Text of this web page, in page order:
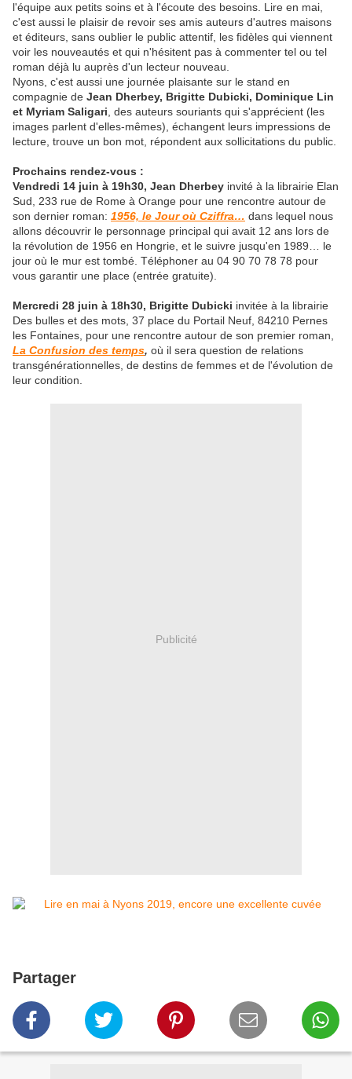
l'équipe aux petits soins et à l'écoute des besoins. Lire en mai,
c'est aussi le plaisir de revoir ses amis auteurs d'autres maisons
et éditeurs, sans oublier le public attentif, les fidèles qui viennent
voir les nouveautés et qui n'hésitent pas à commenter tel ou tel
roman déjà lu auprès d'un lecteur nouveau.
Nyons, c'est aussi une journée plaisante sur le stand en
compagnie de Jean Dherbey, Brigitte Dubicki, Dominique Lin
et Myriam Saligari , des auteurs souriants qui s'apprécient (les
images parlent d'elles-mêmes), échangent leurs impressions de
lecture, trouve un bon mot, répondent aux sollicitations du public.
Prochains rendez-vous :
Vendredi 14 juin à 19h30, Jean Dherbey invité à la librairie Elan
Sud, 233 rue de Rome à Orange pour une rencontre autour de
son dernier roman: 1956, le Jour où Cziffra… dans lequel nous
allons découvrir le personnage principal qui avait 12 ans lors de
la révolution de 1956 en Hongrie, et le suivre jusqu'en 1989… le
jour où le mur est tombé. Téléphoner au 04 90 70 78 78 pour
vous garantir une place (entrée gratuite).
Mercredi 28 juin à 18h30, Brigitte Dubicki invitée à la librairie
Des bulles et des mots, 37 place du Portail Neuf, 84210 Pernes
les Fontaines, pour une rencontre autour de son premier roman,
La Confusion des temps, où il sera question de relations
transgénérationnelles, de destins de femmes et de l'évolution de
leur condition.
Publicité
Partager